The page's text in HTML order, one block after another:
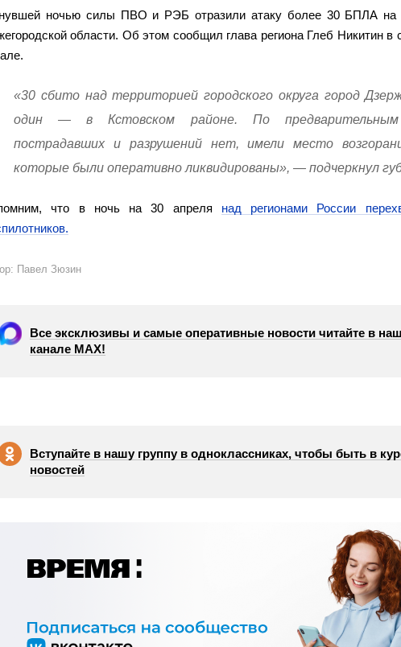
ночью силы ПВО и РЭБ отразили атаку более 30 БПЛА на
области. Об этом сообщил глава региона Глеб Никитин в
«30 сбито над территорией городского округа город
один — в Кстовском районе. По
пострадавших и разрушений нет, имели место
которые были оперативно ликвидированы», — подчеркнул
что в ночь на 30 апреля над регионами России
Павел Зюзин
Все эксклюзивы и самые оперативные новости читайте в
канале МАХ!
Вступайте в нашу группу в одноклассниках, чтобы быть в
новостей